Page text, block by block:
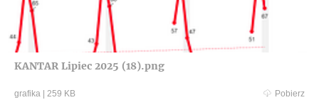
KANTAR Lipiec 2025 (18).png
grafika | 259 KB Pobierz